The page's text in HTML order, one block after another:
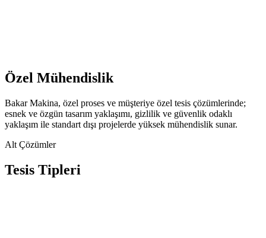
Özel Mühendislik
Bakar Makina, özel proses ve müşteriye özel tesis çözümlerinde;
esnek ve özgün tasarım yaklaşımı, gizlilik ve güvenlik odaklı
yaklaşım ile standart dışı projelerde yüksek mühendislik sunar.
Alt Çözümler
Tesis Tipleri